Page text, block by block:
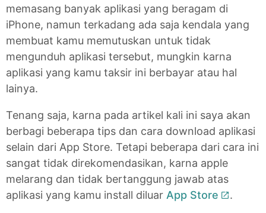
memasang banyak aplikasi yang beragam di
iPhone, namun terkadang ada saja kendala yang
membuat kamu memutuskan untuk tidak
mengunduh aplikasi tersebut, mungkin karna
aplikasi yang kamu taksir ini berbayar atau hal
lainya.
Tenang saja, karna pada artikel kali ini saya akan
berbagi beberapa tips dan cara download aplikasi
selain dari App Store. Tetapi beberapa dari cara ini
sangat tidak direkomendasikan, karna apple
melarang dan tidak bertanggung jawab atas
aplikasi yang kamu install diluar App Store .